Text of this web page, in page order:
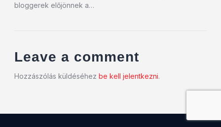
bloggerek előjönnek a…
Leave a comment
Hozzászólás küldéséhez be kell jelentkezni.